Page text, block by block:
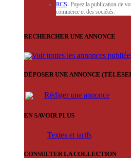
RCS- Payez la publication de
commerce et des sociétés.
RECHERCHER UNE ANNONCE
Voir toutes les annonces
DÉPOSER UNE ANNONCE
Rédiger une annonce
EN SAVOIR PLUS
Textes et tarifs
CONSULTER LA COLLECTION